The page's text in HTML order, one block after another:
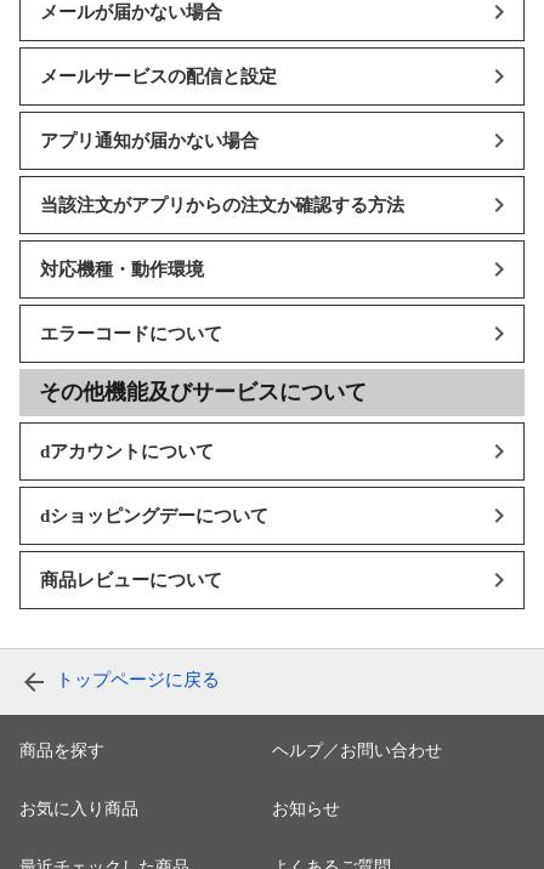
メールが届かない場合
メールサービスの配信と設定
アプリ通知が届かない場合
当該注文がアプリからの注文か確認する方法
対応機種・動作環境
エラーコードについて
その他機能及びサービスについて
dアカウントについて
dショッピングデーについて
商品レビューについて
トップページに戻る
商品を探す
お気に入り商品
ヘルプ／お問い合わせ
お知らせ